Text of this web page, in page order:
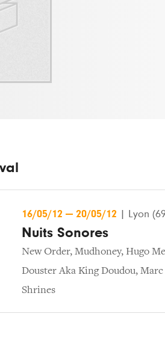
16/05/12 — 20/05/12 Lyon
Nuits Sonores
New Order, Mudhoney, Hugo
Douster Aka King Doudou, Marc
Shrines